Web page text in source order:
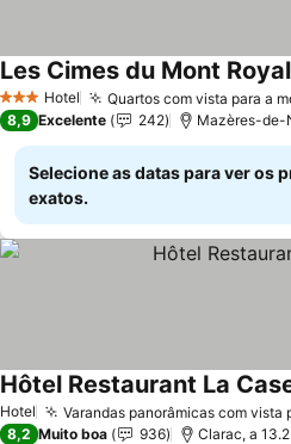
3 EstrelasHotel Quartos com vista para a
Les Cimes du Mont Royal
8,9 Excelente 242 Mazères-de-
Selecione as datas para ver os
exatos.
Hotel Varandas panorâmicas com vista
Hôtel Restaurant La
8,2 Muito boa 936 Clarac, a